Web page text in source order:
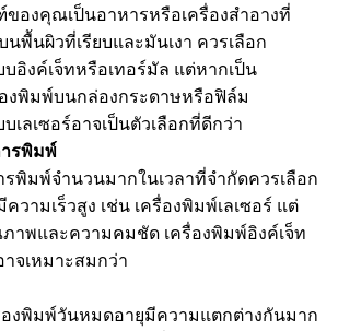
องคุณเป็นอาหารหรือเครื่องสำอางที่
พื้นผิวที่เรียบและมันเงา ควรเลือก
อิงค์เจ็ทหรือเทอร์มัล แต่หากเป็น
พิมพ์บนกล่องกระดาษหรือฟิล์ม
เลเซอร์อาจเป็นตัวเลือกที่ดีกว่า
ารพิมพ์
พิมพ์จำนวนมากในเวลาที่จำกัดควรเลือก
วามเร็วสูง เช่น เครื่องพิมพ์เลเซอร์ แต่
าพและความคมชัด เครื่องพิมพ์อิงค์เจ็ท
จเหมาะสมกว่า
องพิมพ์วันหมดอายุมีความแตกต่างกันมาก